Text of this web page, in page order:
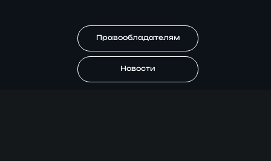
Правообладателям
Новости